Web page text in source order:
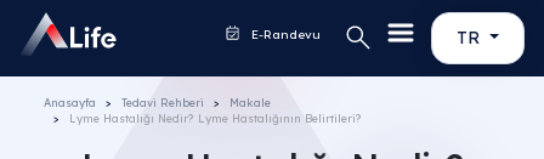
TR
E-Randevu
Anasayfa Tedavi Rehberi
Makale
Lyme Hastalığı Nedir? Lyme Hastalığının Belirtileri?